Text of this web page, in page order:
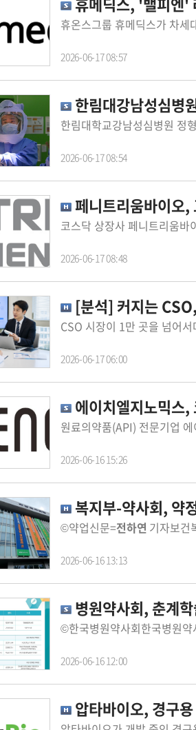
2026-06-17 08:57
한림대강남성심병
2026-06-17 08:54
페니트리움바이
2026-06-17 08:48
[분석] 커지는
2026-06-17 06:00
에이치엘지노믹스,
2026-06-16 15:26
복지부-약사회, 약
©약업신문=전하연 기자보건복지부와
2026-06-16 13:13
병원약사회, 춘계
2026-06-16 12:00
압타바이오, 경구용